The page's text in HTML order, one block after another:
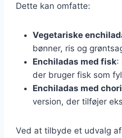
Dette kan omfatte:
Vegetariske
bønner, ris og
Enchiladas med fisk:
der bruger fisk som
Enchiladas med
version, der tilføjer
Ved at tilbyde et udvalg